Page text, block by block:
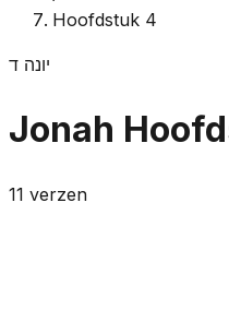
Hoofdstuk 4
יונה ד
Jonah
11 verzen